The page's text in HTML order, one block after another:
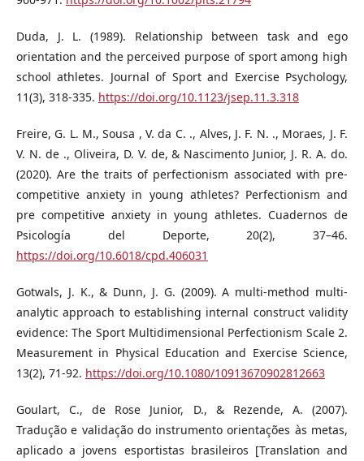
Duda, J. L. (1989). Relationship between task and ego
orientation and the perceived purpose of sport among high
school athletes. Journal of Sport and Exercise Psychology,
11(3), 318-335. https://doi.org/10.1123/jsep.11.3.318
Freire, G. L. M., Sousa , V. da C. ., Alves, J. F. N. ., Moraes, J. F.
V. N. de ., Oliveira, D. V. de, & Nascimento Junior, J. R. A. do.
(2020). Are the traits of perfectionism associated with pre-
competitive anxiety in young athletes? Perfectionism and
pre competitive anxiety in young athletes. Cuadernos de
Psicología del Deporte, 20(2), 37–46.
https://doi.org/10.6018/cpd.406031
Gotwals, J. K., & Dunn, J. G. (2009). A multi-method multi-
analytic approach to establishing internal construct validity
evidence: The Sport Multidimensional Perfectionism Scale 2.
Measurement in Physical Education and Exercise Science,
13(2), 71-92. https://doi.org/10.1080/10913670902812663
Goulart, C., de Rose Junior, D., & Rezende, A. (2007).
Tradução e validação do instrumento orientações às metas,
aplicado a jovens esportistas brasileiros [Translation and